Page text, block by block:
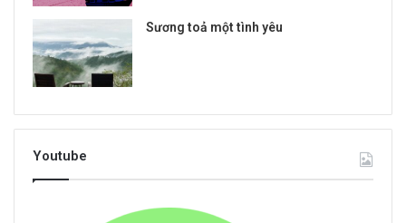
Sương toả một tình yêu
Youtube